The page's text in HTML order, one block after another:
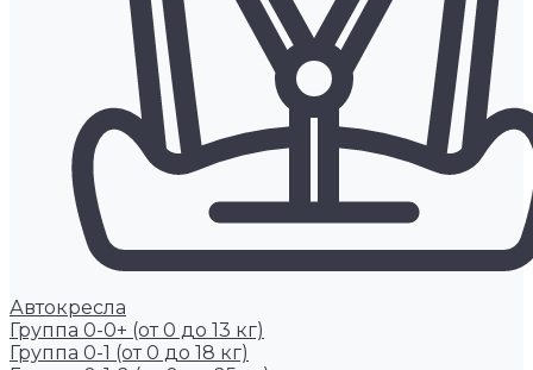
Автокресла
Группа 0-0+ (от 0 до 13 кг)
Группа 0-1 (от 0 до 18 кг)